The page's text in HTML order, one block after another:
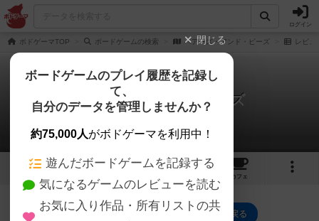
ログイン
ボドゲーマTOP ボードゲームの検索 ベアーズ・アンド・ビーズ レビュ
ベアーズ・アンド・ビーズ
0件のレビュー
1
カフェ
ベアーズ・アンド・ビーズのトップに戻る
閉じる
ボードゲームのプレイ履歴を記録し
て、
自分のデータを管理しませんか？
約75,000人がボドゲーマを利用中！
遊んだボードゲームを記録する
気になるゲームのレビューを読む
お気に入り作品・所有リストの共